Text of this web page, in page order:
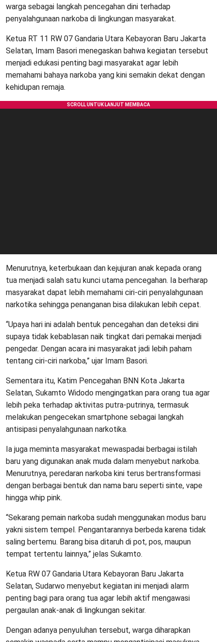
warga sebagai langkah pencegahan dini terhadap
penyalahgunaan narkoba di lingkungan masyarakat.
Ketua RT 11 RW 07 Gandaria Utara Kebayoran Baru Jakarta
Selatan, Imam Basori menegaskan bahwa kegiatan tersebut
menjadi edukasi penting bagi masyarakat agar lebih
memahami bahaya narkoba yang kini semakin dekat dengan
kehidupan remaja.
Menurutnya, keterbukaan dan kejujuran anak kepada orang
tua menjadi salah satu kunci utama pencegahan. Ia berharap
masyarakat dapat lebih memahami ciri-ciri penyalahgunaan
narkotika sehingga penanganan bisa dilakukan lebih cepat.
“Upaya hari ini adalah bentuk pencegahan dan deteksi dini
supaya tidak kebablasan naik tingkat dari pemakai menjadi
pengedar. Dengan acara ini masyarakat jadi lebih paham
tentang ciri-ciri narkoba,” ujar Imam Basori.
Sementara itu, Katim Pencegahan BNN Kota Jakarta
Selatan, Sukamto Widodo mengingatkan para orang tua agar
lebih peka terhadap aktivitas putra-putrinya, termasuk
melakukan pengecekan smartphone sebagai langkah
antisipasi penyalahgunaan narkotika.
Ia juga meminta masyarakat mewaspadai berbagai istilah
baru yang digunakan anak muda dalam menyebut narkoba.
Menurutnya, peredaran narkoba kini terus bertransformasi
dengan berbagai bentuk dan nama baru seperti sinte, vape
hingga whip pink.
“Sekarang pemain narkoba sudah menggunakan modus baru
yakni sistem tempel. Pengantarannya berbeda karena tidak
saling bertemu. Barang bisa ditaruh di pot, pos, maupun
tempat tertentu lainnya,” jelas Sukamto.
Ketua RW 07 Gandaria Utara Kebayoran Baru Jakarta
Selatan, Sudarwo menyebut kegiatan ini menjadi alarm
penting bagi para orang tua agar lebih aktif mengawasi
pergaulan anak-anak di lingkungan sekitar.
Dengan adanya penyuluhan tersebut, warga diharapkan